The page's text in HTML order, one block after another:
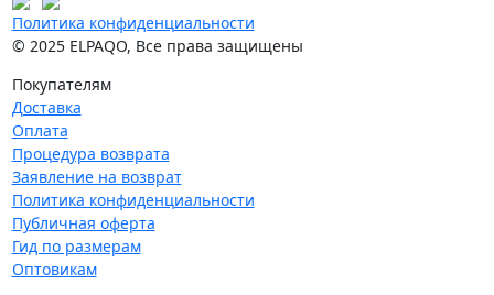
Политика конфиденциальности
© 2025 ELPAQO, Все права защищены
Покупателям
Доставка
Оплата
Процедура возврата
Заявление на возврат
Политика конфиденциальности
Публичная оферта
Гид по размерам
Оптовикам